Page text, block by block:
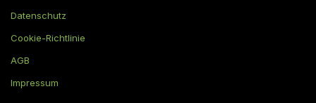
Datenschutz
Cookie-Richtlinie
AGB
Impressum